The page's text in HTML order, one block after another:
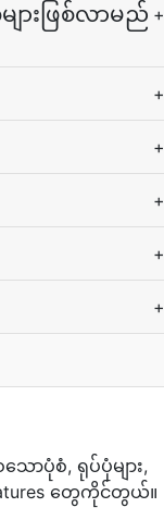
ားဖြစ်လာမည် +
+
+
+
+
+
ောပုံစံ, ရုပ်ပုံများ,
တွေကိုင်တွယ်။